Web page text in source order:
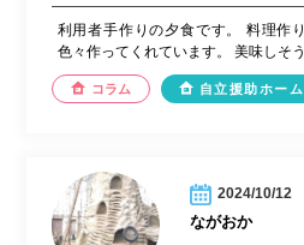
利用者手作りの夕食です。 料理作
色々作ってくれています。 美味しそ
コラム 自立援助ホーム
2024/10/12
ながおか